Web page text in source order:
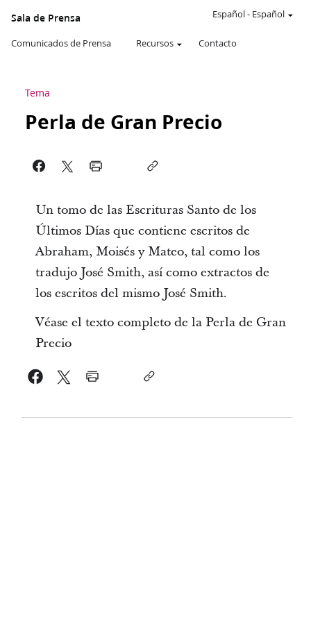
Sala de Prensa
Comunicados de Prensa Recursos Contacto
Español- Español
Tema
Perla de Gran Precio
Un tomo de las Escrituras Santo de los
Últimos Días que contiene escritos de
Abraham, Moisés y Mateo, tal como los
tradujo José Smith, así como extractos de
los escritos del mismo José Smith.
Véase el texto completo de la Perla de Gran
Precio